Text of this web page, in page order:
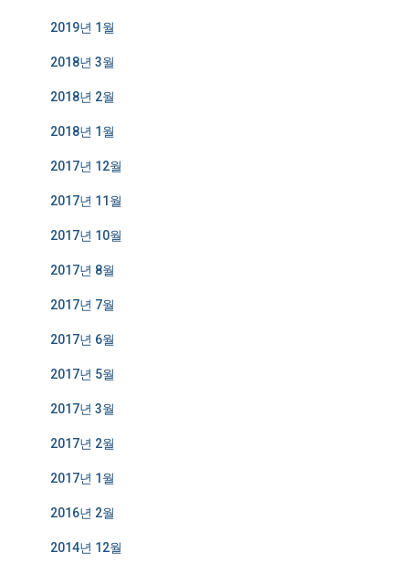
2019년 1월
2018년 3월
2018년 2월
2018년 1월
2017년 12월
2017년 11월
2017년 10월
2017년 8월
2017년 7월
2017년 6월
2017년 5월
2017년 3월
2017년 2월
2017년 1월
2016년 2월
2014년 12월